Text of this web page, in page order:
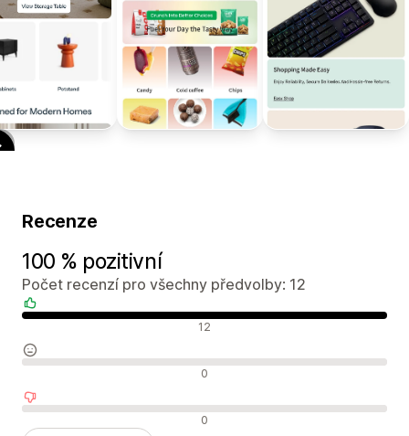
Recenze
100 % pozitivní
Počet recenzí pro všechny předvolby: 12
12
0
0